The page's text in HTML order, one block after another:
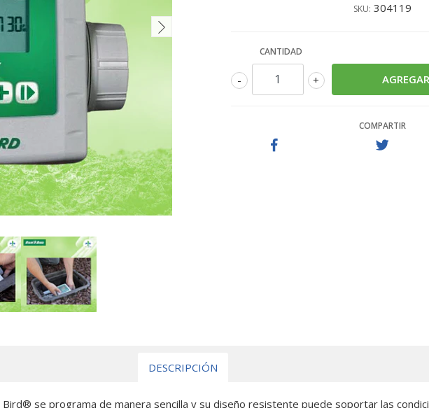
SKU: 304119
CANTIDAD
+
-
COMPARTIR
DESCRIPCIÓN
Bird® se programa de manera sencilla y su diseño resistente puede soportar las